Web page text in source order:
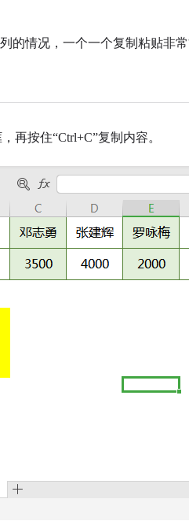
的情况，一个一个复制粘贴非
再按住“Ctrl+C”复制内容。